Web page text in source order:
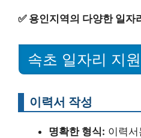
✅ 용인지역의 다양한 일자
속초 일자리 지
이력서 작성
명확한 형식: 이력